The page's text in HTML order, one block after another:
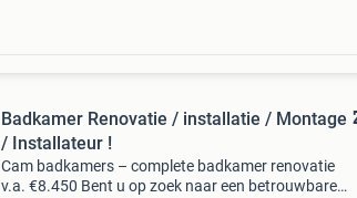
Badkamer Renovatie / installatie / Montage
/ Installateur !
Cam badkamers – complete badkamer renovatie
v.a. €8.450 Bent u op zoek naar een betrouwbare